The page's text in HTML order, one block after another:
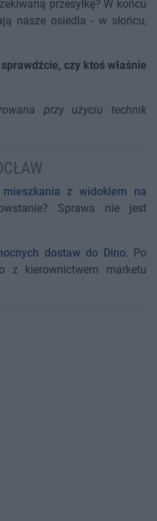
przesyłkę? W końcu
nasze osiedla - w słońcu,
czy ktoś właśnie
przy użyciu technik
z widokiem na
Sprawa nie jest
dostaw do Dino. Po
z kierownictwem marketu